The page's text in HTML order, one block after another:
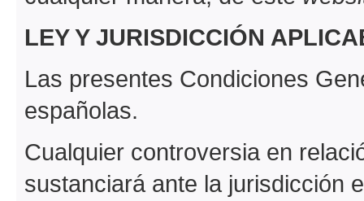
LEY Y JURISDICCIÓN
Las presentes Condiciones
españolas.
Cualquier controversia en
sustanciará ante la jurisdicción